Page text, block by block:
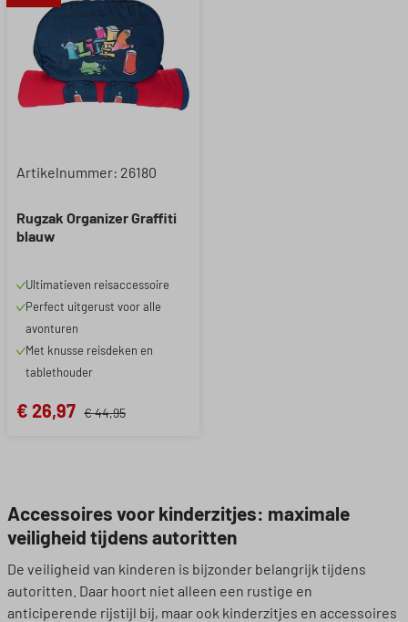
Artikelnummer: 26180
Rugzak Organizer Graffiti
blauw
Ultimatieven reisaccessoire
Perfect uitgerust voor alle
avonturen
Met knusse reisdeken en
tablethouder
€ 26,97 € 44,95
Accessoires voor kinderzitjes: maximale
veiligheid tijdens autoritten
De veiligheid van kinderen is bijzonder belangrijk tijdens
autoritten. Daar hoort niet alleen een rustige en
anticiperende rijstijl bij, maar ook kinderzitjes en accessoires